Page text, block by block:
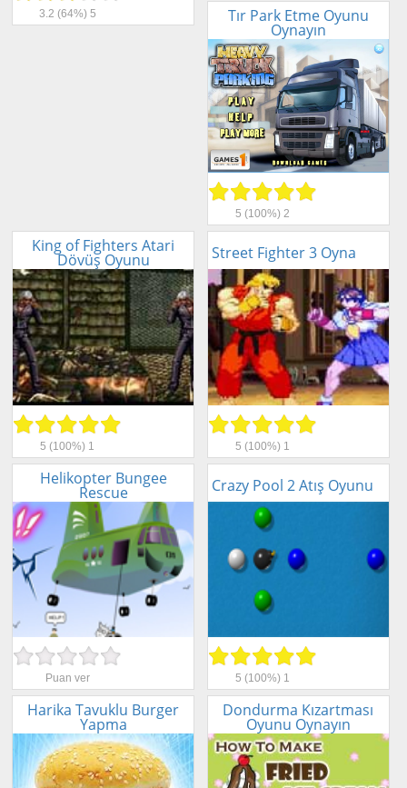
3.2 (64%) 5 Tır Park Etme Oyunu
Oynayın
5 (100%) 2
King of Fighters Atari
Dövüş Oyunu
5 (100%) 1
Street Fighter 3 Oyna
5 (100%) 1
Helikopter Bungee
Rescue
Puan ver
Crazy Pool 2 Atış Oyunu
5 (100%) 1
Harika Tavuklu Burger
Yapma
Dondurma Kızartması
Oyunu Oynayın